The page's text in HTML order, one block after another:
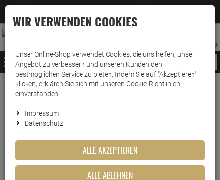
Jetzt für den Newsletter entscheiden und 5% Rabatt auf Ihre nächste Bestellung erhalten
–Zum Newsletter
ANMELDEN
AUFKLAPPEN
MERKZETTEL
WARENKORB:
MENÜ
www.wark24.de Entkalker Kaffeevollautomat
Entkalker Kaffeevollautomat
WIR VERWENDEN COOKIES
Unser Online-Shop verwendet Cookies, die uns helfen, unser
Angebot zu verbessern und unseren Kunden den
bestmöglichen Service zu bieten. Indem Sie auf "Akzeptieren"
klicken, erklären Sie sich mit unseren Cookie-Richtlinien
einverstanden.
Impressum
Datenschutz
ALLE AKZEPTIEREN
ALLE ABLEHNEN